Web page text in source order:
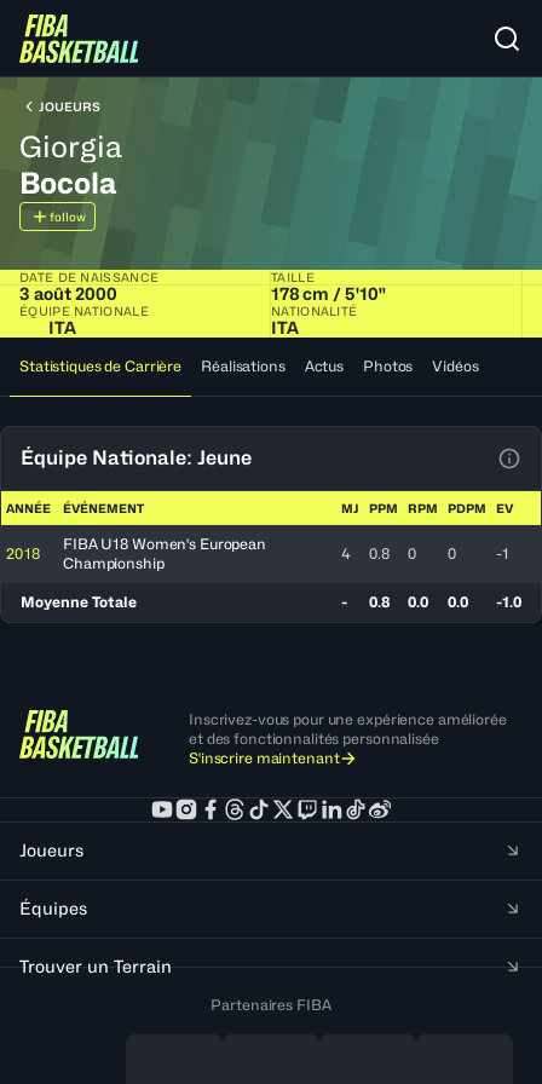
JOUEURS
Giorgia
Bocola
follow
DATE DE NAISSANCE
3 août 2000
TAILLE
178 cm / 5'10"
ÉQUIPE NATIONALE
ITA
NATIONALITÉ
ITA
Statistiques de Carrière Réalisations Actus Photos Vidéos
Équipe Nationale: Jeune
ANNÉE ÉVÉNEMENT MJ PPM RPM PDPM EV
2018
FIBA U18 Women's European
Championship
4 0.8 0 0 -1
Moyenne Totale - 0.8 0.0 0.0 -1.0
Inscrivez-vous pour une expérience améliorée
et des fonctionnalités personnalisée
S'inscrire maintenant
Joueurs
Équipes
Trouver un Terrain
Partenaires FIBA